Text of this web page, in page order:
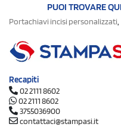
PUOI TROVARE
Portachiavi incisi personalizzati,
Recapiti
02 2111 8602
02 2111 8602
3755036900
contattaci@stampasi.it